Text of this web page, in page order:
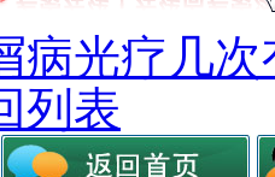
病光疗几次
列表